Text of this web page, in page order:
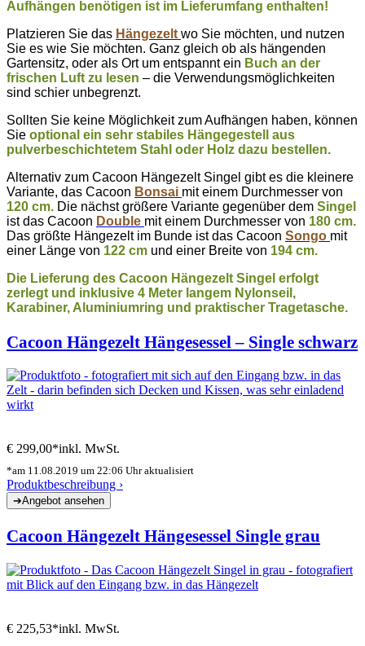
Aufhängen benötigen ist im Lieferumfang enthalten!
Platzieren Sie das Hängezelt wo Sie möchten, und nutzen
Sie es wie Sie möchten. Ganz gleich ob als hängenden
Gartensitz, oder als Ort um entspannt ein Buch an der
frischen Luft zu lesen – die Verwendungsmöglichkeiten
sind schier unbegrenzt.
Sollten Sie keine Möglichkeit zum Aufhängen haben, können
Sie optional ein sehr stabiles Hängegestell aus
pulverbeschichtetem Stahl oder Holz dazu bestellen.
Alternativ zum Cacoon Hängezelt Singel gibt es die kleinere
Variante, das Cacoon Bonsai mit einem Durchmesser von
120 cm. Die nächst größere Variante gegenüber dem Singel
ist das Cacoon Double mit einem Durchmesser von 180 cm.
Das größte Hängezelt im Bunde ist das Cacoon Songo mit
einer Länge von 122 cm und einer Breite von 194 cm.
Die Lieferung des Cacoon Hängezelt Singel erfolgt
zerlegt und inklusive 4 Meter langem Nylonseil,
Karabiner, Aluminiumring und praktischer Tragetasche.
Cacoon Hängezelt Hängesessel – Single schwarz
€ 299,00*inkl. MwSt.
*am 11.08.2019 um 22:06 Uhr aktualisiert
Produktbeschreibung ›
Cacoon Hängezelt Hängesessel Single grau
€ 225,53*inkl. MwSt.